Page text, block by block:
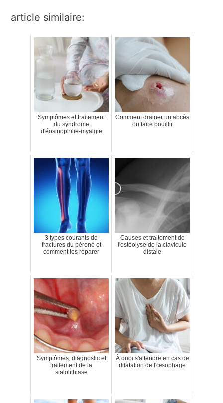
article similaire:
Symptômes et traitement
du syndrome
d'éosinophilie-myalgie
Comment drainer un abcès
ou faire bouillir
3 types courants de
fractures du péroné et
comment les réparer
Causes et traitement de
l'ostéolyse de la clavicule
distale
Symptômes, diagnostic et
traitement de la
sialolithiase
À quoi s'attendre en cas de
dilatation de l'œsophage